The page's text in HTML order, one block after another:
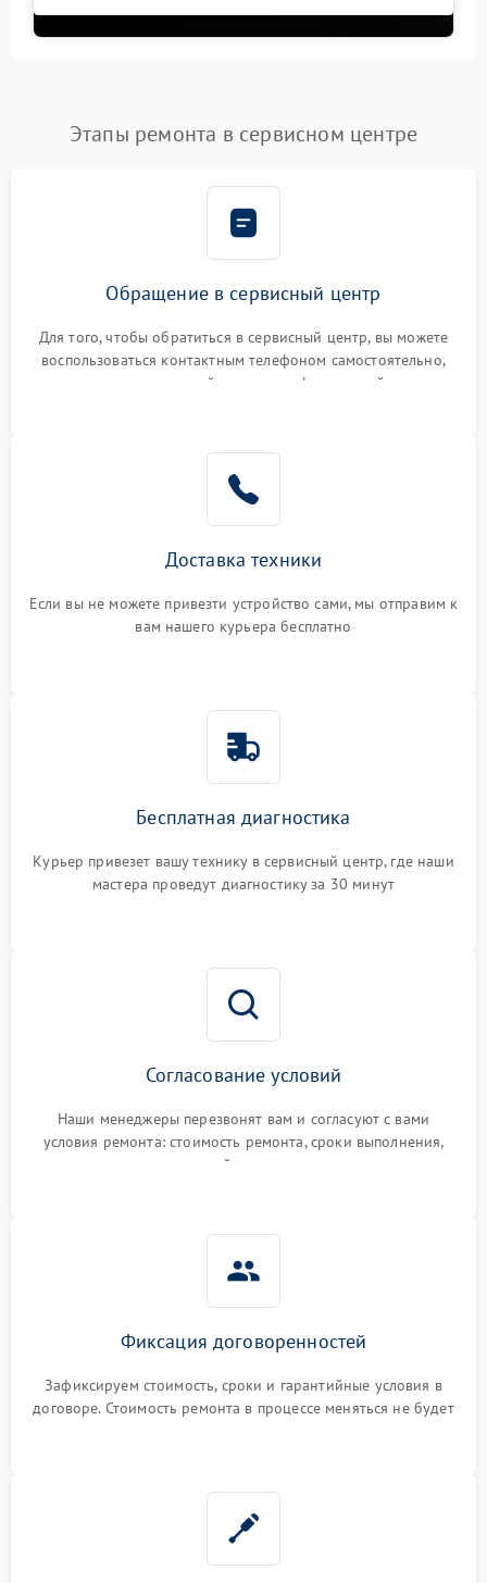
Этапы ремонта в сервисном центре
Обращение в сервисный центр
Для того, чтобы обратиться в сервисный центр, вы можете
воспользоваться контактным телефоном самостоятельно,
или оставить свой номер телефона на сайте
Доставка техники
Если вы не можете привезти устройство сами, мы отправим к
вам нашего курьера бесплатно
Бесплатная диагностика
Курьер привезет вашу технику в сервисный центр, где наши
мастера проведут диагностику за 30 минут
Согласование условий
Наши менеджеры перезвонят вам и согласуют с вами
условия ремонта: стоимость ремонта, сроки выполнения,
гарантийные условия
Фиксация договоренностей
Зафиксируем стоимость, сроки и гарантийные условия в
договоре. Стоимость ремонта в процессе меняться не будет